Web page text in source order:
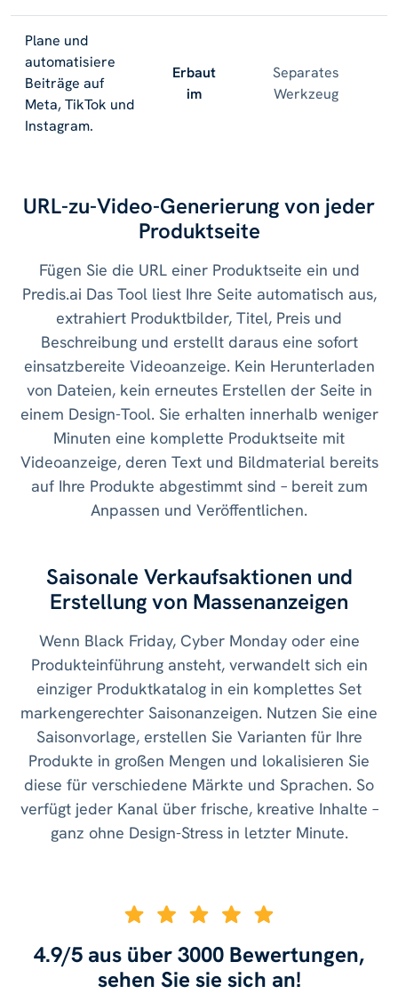
Plane und
automatisiere
Beiträge auf
Meta, TikTok und
Instagram.
Erbaut
im
Separates
Werkzeug
URL-zu-Video-Generierung von jeder
Produktseite
Fügen Sie die URL einer Produktseite ein und
Predis.ai Das Tool liest Ihre Seite automatisch aus,
extrahiert Produktbilder, Titel, Preis und
Beschreibung und erstellt daraus eine sofort
einsatzbereite Videoanzeige. Kein Herunterladen
von Dateien, kein erneutes Erstellen der Seite in
einem Design-Tool. Sie erhalten innerhalb weniger
Minuten eine komplette Produktseite mit
Videoanzeige, deren Text und Bildmaterial bereits
auf Ihre Produkte abgestimmt sind – bereit zum
Anpassen und Veröffentlichen.
Saisonale Verkaufsaktionen und
Erstellung von Massenanzeigen
Wenn Black Friday, Cyber ​​Monday oder eine
Produkteinführung ansteht, verwandelt sich ein
einziger Produktkatalog in ein komplettes Set
markengerechter Saisonanzeigen. Nutzen Sie eine
Saisonvorlage, erstellen Sie Varianten für Ihre
Produkte in großen Mengen und lokalisieren Sie
diese für verschiedene Märkte und Sprachen. So
verfügt jeder Kanal über frische, kreative Inhalte –
ganz ohne Design-Stress in letzter Minute.
4.9/5 aus über 3000 Bewertungen,
sehen Sie sie sich an!